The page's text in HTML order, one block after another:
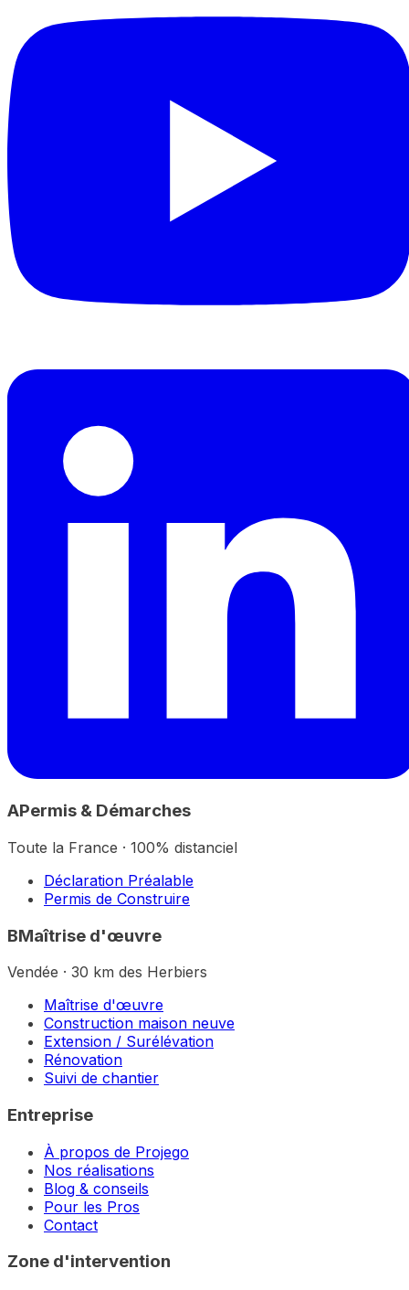
APermis & Démarches
Toute la France · 100% distanciel
Déclaration Préalable
Permis de Construire
BMaîtrise d'œuvre
Vendée · 30 km des Herbiers
Maîtrise d'œuvre
Construction maison neuve
Extension / Surélévation
Rénovation
Suivi de chantier
Entreprise
À propos de Projego
Nos réalisations
Blog & conseils
Pour les Pros
Contact
Zone d'intervention